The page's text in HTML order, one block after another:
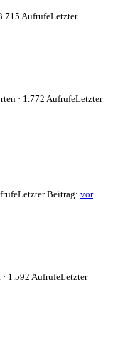
AufrufeLetzter
· 1.772 AufrufeLetzter
Letzter Beitrag: vor
1.592 AufrufeLetzter